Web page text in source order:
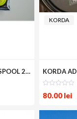
ELITE KORD REFILL SPOOL 20m
KORDA
80.00 lei